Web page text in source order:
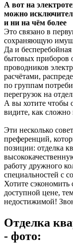
А вот на
можно
и ни на чём более
Это связано в
сохраняющую
Да и
бытовых приборов
проводников
расчётами,
по группам
перегрузок на
А вы хотите чтобы
видите, как сложно
Эти несколько
преференций,
позиции: отделка
работу дружного
специальностей с
Хотите сэкономить
доступной цене,
недостижимой!
Отделка
- фото: